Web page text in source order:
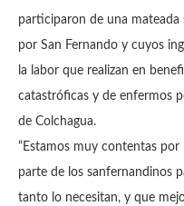
participaron de una mateada
por San Fernando y cuyos
la labor que realizan en
catastróficas y de enfermos
de Colchagua.
“Estamos muy contentas
parte de los sanfernandinos
tanto lo necesitan, y que